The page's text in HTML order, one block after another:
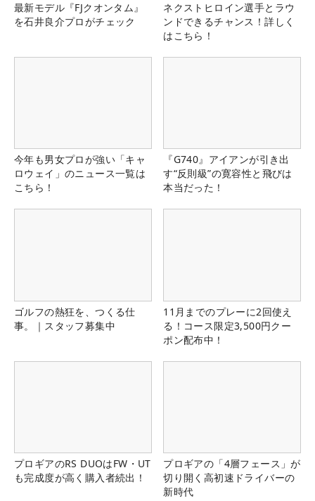
最新モデル『FJクオンタム』
を石井良介プロがチェック
ネクストヒロイン選手とラウ
ンドできるチャンス！詳しく
はこちら！
今年も男女プロが強い「キャ
ロウェイ」のニュース一覧は
こちら！
『G740』アイアンが引き出
す“反則級”の寛容性と飛びは
本当だった！
ゴルフの熱狂を、つくる仕
事。｜スタッフ募集中
11月までのプレーに2回使え
る！コース限定3,500円クー
ポン配布中！
プロギアのRS DUOはFW・UT
も完成度が高く購入者続出！
プロギアの「4層フェース」が
切り開く高初速ドライバーの
新時代